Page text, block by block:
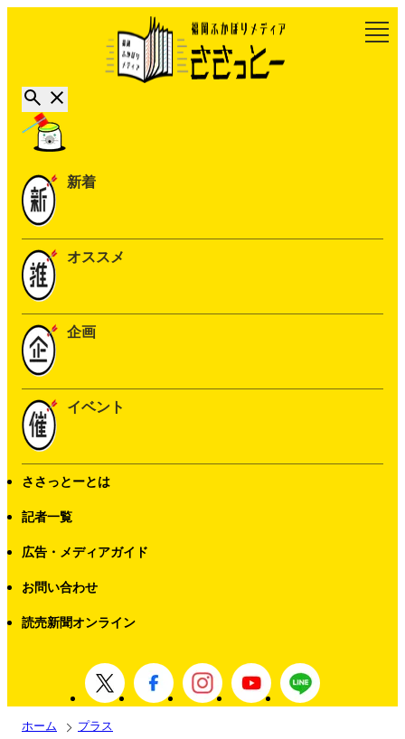
新着
オススメ
企画
イベント
ささっとーとは
記者一覧
広告・メディアガイド
お問い合わせ
読売新聞オンライン
ホーム
プラス